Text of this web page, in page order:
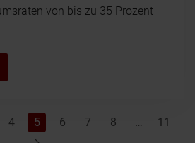
von bis zu 35 Prozent
4 5 6 7 8 … 11